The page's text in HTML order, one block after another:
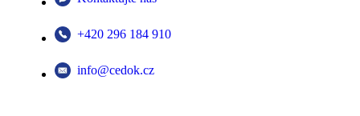
+420 296 184 910
info@cedok.cz